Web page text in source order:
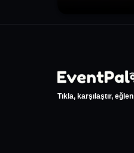
Tıkla, karşılaştır, eğlen